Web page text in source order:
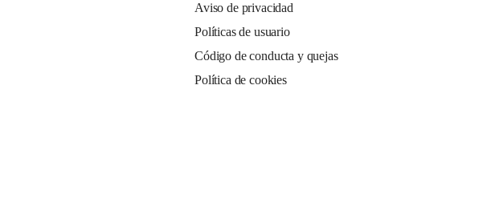
Aviso de privacidad
Políticas de usuario
Código de conducta y quejas
Política de cookies